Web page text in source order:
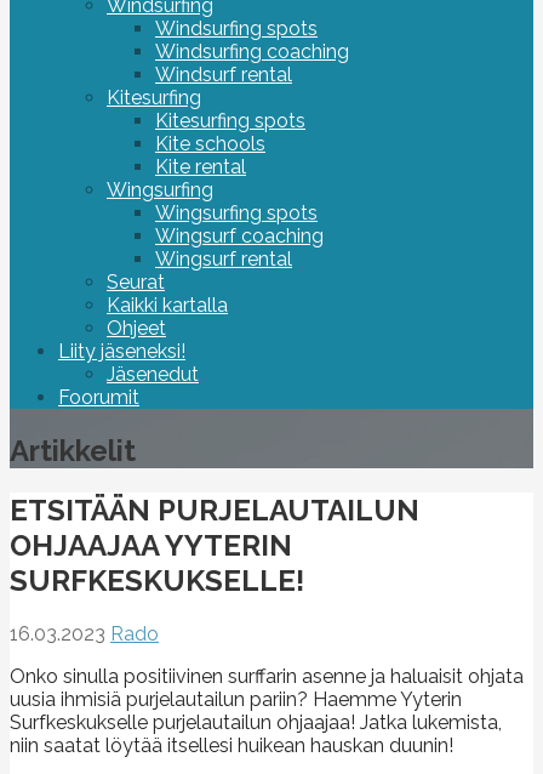
Windsurfing
Windsurfing spots
Windsurfing coaching
Windsurf rental
Kitesurfing
Kitesurfing spots
Kite schools
Kite rental
Wingsurfing
Wingsurfing spots
Wingsurf coaching
Wingsurf rental
Seurat
Kaikki kartalla
Ohjeet
Liity jäseneksi!
Jäsenedut
Foorumit
Artikkelit
ETSITÄÄN PURJELAUTAILUN
OHJAAJAA YYTERIN
SURFKESKUKSELLE!
16.03.2023 Rado
Onko sinulla positiivinen surffarin asenne ja haluaisit ohjata
uusia ihmisiä purjelautailun pariin? Haemme Yyterin
Surfkeskukselle purjelautailun ohjaajaa! Jatka lukemista,
niin saatat löytää itsellesi huikean hauskan duunin!